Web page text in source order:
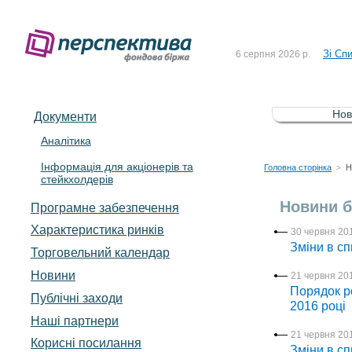
До
6 серпня 2026 р. Зі
5 серпня 2026 р. Зі
4 серпня 2026 р. До
Документи
Аналітика
Інформація для акціонерів та
стейкхолдерів
Програмне забезпечення
Характеристика pинків
Торговельний календар
Новини
Публічні заходи
Наші партнери
Корисні посилання
Головна сторінка >
Новини
30 червня
Зміни в
21 червня
Порядок
2016 році
21 червня